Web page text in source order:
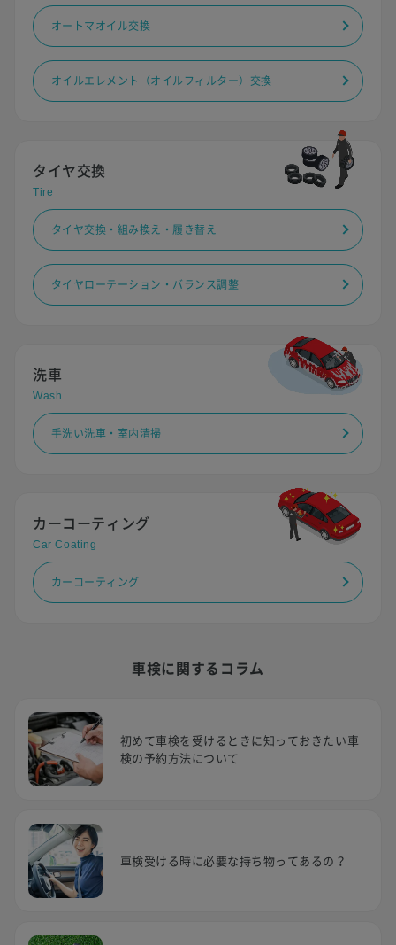
オートマオイル交換
オイルエレメント（オイルフィルター）交換
タイヤ交換
Tire
タイヤ交換・組み換え・履き替え
タイヤローテーション・バランス調整
洗車
Wash
手洗い洗車・室内清掃
カーコーティング
Car Coating
カーコーティング
車検に関するコラム
初めて車検を受けるときに知っておきたい車
検の予約方法について
車検受ける時に必要な持ち物ってあるの？